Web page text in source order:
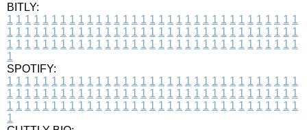
BITLY:
1 1 1 1 1 1 1 1 1 1 1 1 1 1 1 1 1 1 1 1 1 1 1 1 1 1 1 1 1 1 1 1 1
1 1 1 1 1 1 1 1 1 1 1 1 1 1 1 1 1 1 1 1 1 1 1 1 1 1 1 1 1 1 1 1 1
1 1 1 1 1 1 1 1 1 1 1 1 1 1 1 1 1 1 1 1 1 1 1 1 1 1 1 1 1 1 1 1 1
1
SPOTIFY:
1 1 1 1 1 1 1 1 1 1 1 1 1 1 1 1 1 1 1 1 1 1 1 1 1 1 1 1 1 1 1 1 1
1 1 1 1 1 1 1 1 1 1 1 1 1 1 1 1 1 1 1 1 1 1 1 1 1 1 1 1 1 1 1 1 1
1 1 1 1 1 1 1 1 1 1 1 1 1 1 1 1 1 1 1 1 1 1 1 1 1 1 1 1 1 1 1 1 1
1